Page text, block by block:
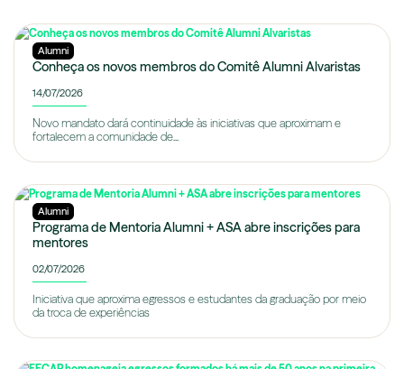
Alumni
Conheça os novos membros do Comitê Alumni Alvaristas
14/07/2026
Novo mandato dará continuidade às iniciativas que aproximam e
fortalecem a comunidade de...
Alumni
Programa de Mentoria Alumni + ASA abre inscrições para
mentores
02/07/2026
Iniciativa que aproxima egressos e estudantes da graduação por meio
da troca de experiências